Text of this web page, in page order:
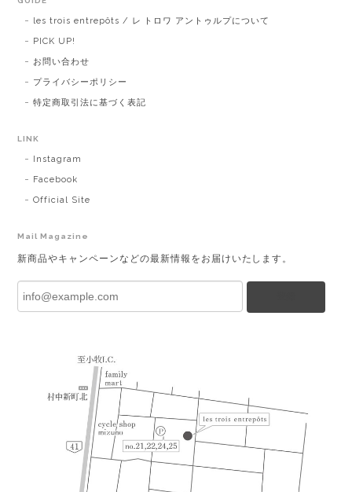
les trois entrepôts / レ トロワ アントゥルプについて
PICK UP!
お問い合わせ
プライバシーポリシー
特定商取引法に基づく表記
LINK
Instagram
Facebook
Official Site
Mail Magazine
新商品やキャンペーンなどの最新情報をお届けいたします。